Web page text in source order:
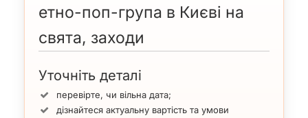
Два голуби
етно-поп-група в Києві на
свята, заходи
Уточніть деталі
перевірте, чи вільна дата;
дізнайтеся актуальну вартість та умови